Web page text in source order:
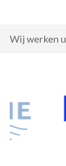
Wij werken